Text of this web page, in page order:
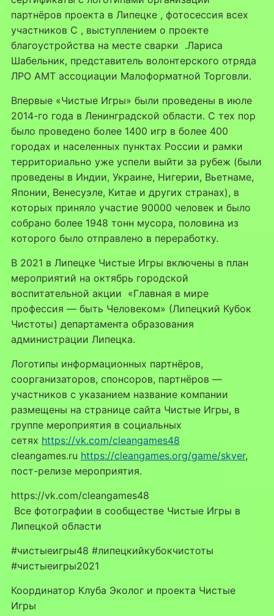
партнёров проекта в Липецке , фотосессия всех
участников С , выступлением о проекте
благоустройства на месте сварки .Лариса
Шабельник, представитель волонтерского отряда
ЛРО АМТ ассоциации Малоформатной Торговли.
Впервые «Чистые Игры» были проведены в июле
2014-го года в Ленинградской области. С тех пор
было проведено более 1400 игр в более 400
городах и населенных пунктах России и рамки
территориально уже успели выйти за рубеж (были
проведены в Индии, Украине, Нигерии, Вьетнаме,
Японии, Венесуэле, Китае и других странах), в
которых приняло участие 90000 человек и было
собрано более 1948 тонн мусора, половина из
которого было отправлено в переработку.
В 2021 в Липецке Чистые Игры включены в план
мероприятий на октябрь городской
воспитательной акции «Главная в мире
профессия — быть Человеком» (Липецкий Кубок
Чистоты) департамента образования
администрации Липецка.
Логотипы информационных партнёров,
соорганизаторов, спонсоров, партнёров —
участников с указанием название компании
размещены на странице сайта Чистые Игры, в
группе мероприятия в социальных
сетях https://vk.com/cleangames48
cleangames.ru https://cleangames.org/game/skver,
пост-релизе мероприятия.
https://vk.com/cleangames48
Все фотографии в сообществе Чистые Игры в
Липецкой области
#чистыеигры48 #липецкийкубокчистоты
#чистыеигры2021
Координатор Клуба Эколог и проекта Чистые
Игры